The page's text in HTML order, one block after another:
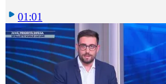
01:01